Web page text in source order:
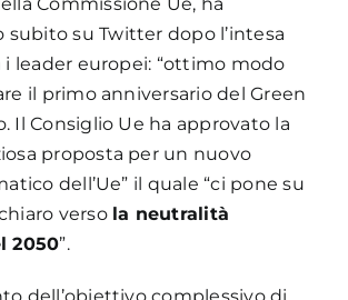
su Twitter dopo l’intesa
leader europei: “ottimo modo
il primo anniversario del Green
Il Consiglio Ue ha approvato la
proposta per un nuovo
dell’Ue” il quale “ci pone su
verso la neutralità
2050”.
dell’obiettivo complessivo di